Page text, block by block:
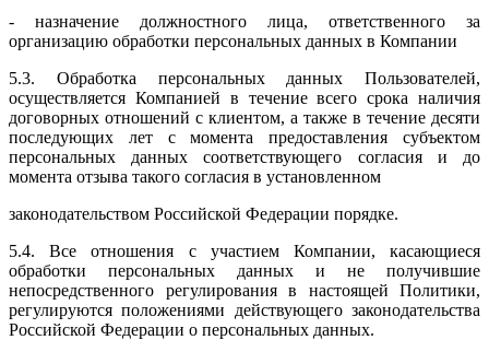
- назначение должностного лица, ответственного за
организацию обработки персональных данных в Компании
5.3. Обработка персональных данных Пользователей,
осуществляется Компанией в течение всего срока наличия
договорных отношений с клиентом, а также в течение десяти
последующих лет с момента предоставления субъектом
персональных данных соответствующего согласия и до
момента отзыва такого согласия в установленном
законодательством Российской Федерации порядке.
5.4. Все отношения с участием Компании, касающиеся
обработки персональных данных и не получившие
непосредственного регулирования в настоящей Политики,
регулируются положениями действующего законодательства
Российской Федерации о персональных данных.